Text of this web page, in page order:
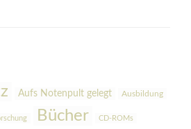
Aufs Notenpult gelegt Ausbildung
Bücher CD-ROMs